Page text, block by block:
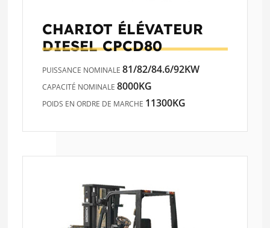
CHARIOT ÉLÉVATEUR
DIESELCPCD80
PUISSANCE NOMINALE81/82/84.6/92KW
CAPACITÉ NOMINALE8000KG
POIDS EN ORDRE DE MARCHE 11300KG